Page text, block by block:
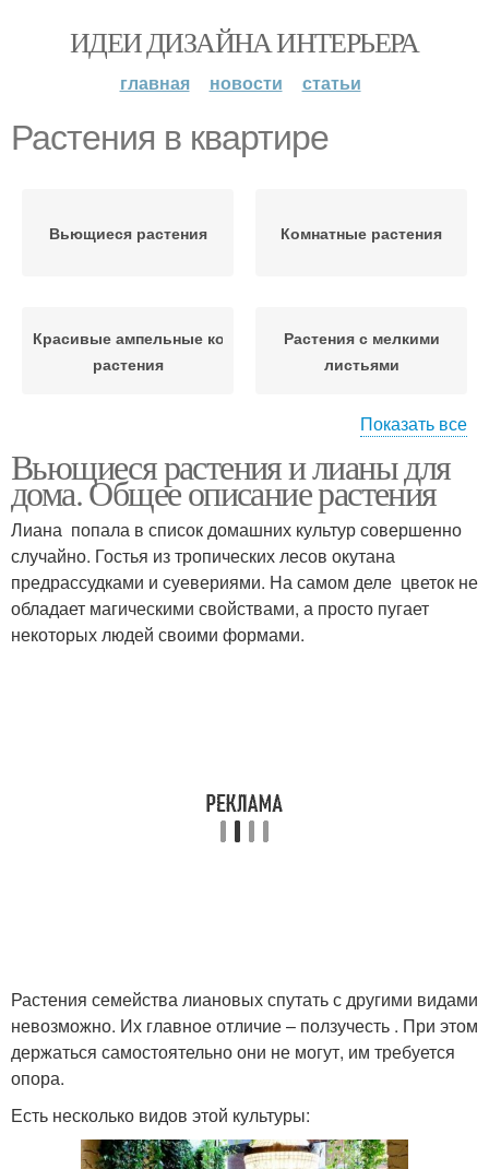
ИДЕИ ДИЗАЙНА ИНТЕРЬЕРА
главная новости статьи
Растения в квартире
Вьющиеся растения Комнатные растения
Красивые ампельные комнатные
растения
Растения с мелкими
листьями
Ампельные растения
Показать все
Вьющиеся растения и лианы для
дома. Общее описание растения
Лиана попала в список домашних культур совершенно
случайно. Гостья из тропических лесов окутана
предрассудками и суевериями. На самом деле цветок не
обладает магическими свойствами, а просто пугает
некоторых людей своими формами.
Растения семейства лиановых спутать с другими видами
невозможно. Их главное отличие – ползучесть . При этом
держаться самостоятельно они не могут, им требуется
опора.
Есть несколько видов этой культуры: